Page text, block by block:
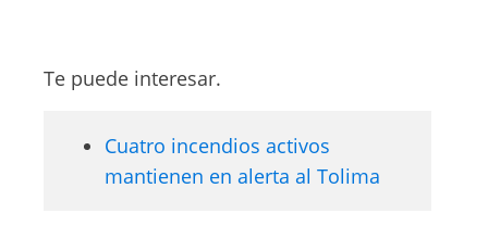
Te puede interesar.
Cuatro incendios activos
mantienen en alerta al Tolima